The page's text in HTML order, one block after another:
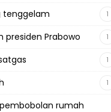
tenggelam 1
presiden Prabowo 1
1
1
rumah